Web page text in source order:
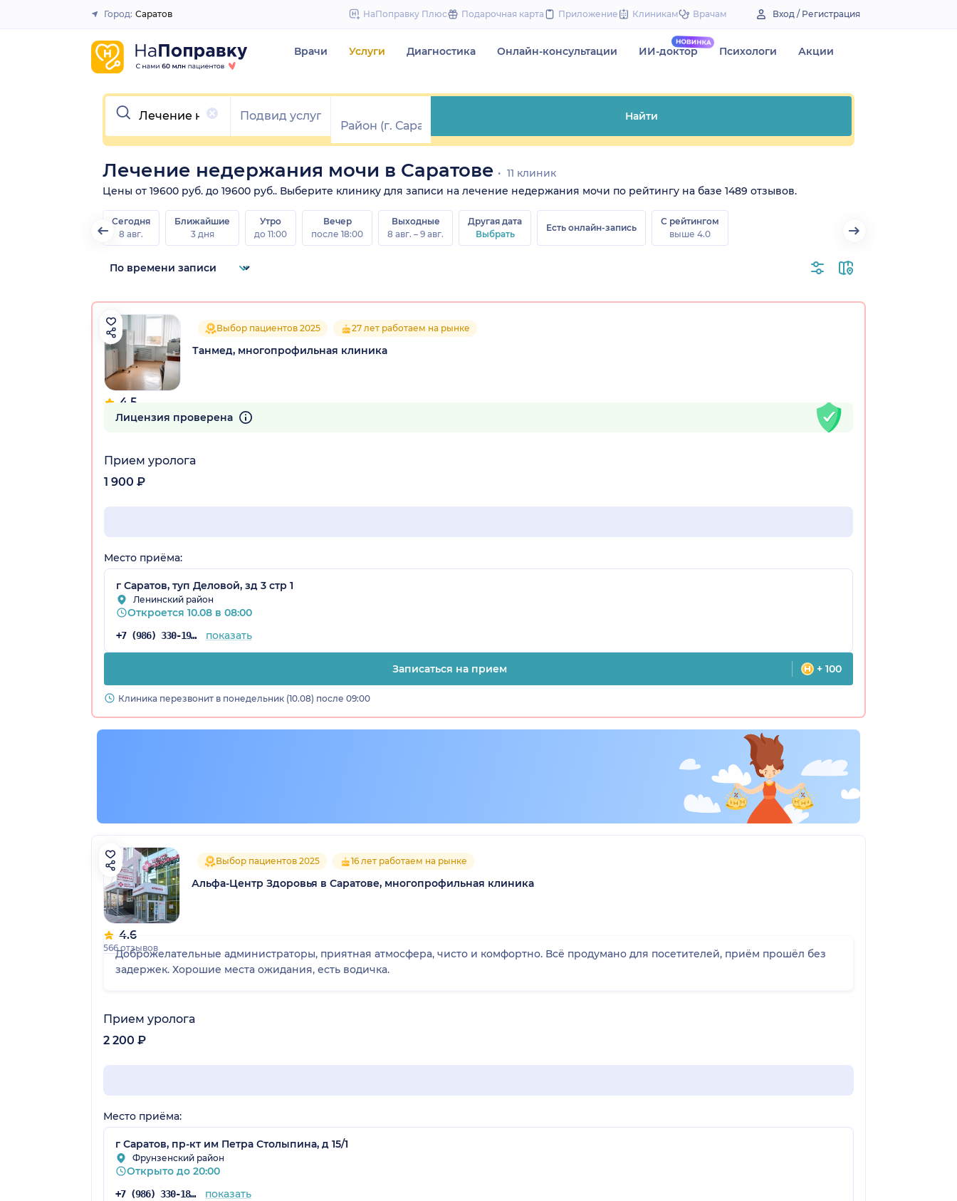
to
Закрыть
Город: Саратов НаПоправку Плюс Подарочная карта Приложение Клиникам Врачам Вход / Регистрация
Врачи Услуги Диагностика Онлайн-консультации ИИ-доктор Психологи Акции
Очистить
Найти
Лечение недержания мочи в Саратове
11 клиник
Цены от 19600 руб. до 19600 руб.. Выберите клинику для записи на лечение недержания мочи по рейтингу на базе 1489 отзывов.
Сегодня
8 авг.
Ближайшие
3 дня
Утро
до 11:00
Вечер
после 18:00
Выходные
8 авг. – 9 авг.
Другая дата
Выбрать
Есть онлайн-запись
С рейтингом
выше 4.0
4.5
104 отзыва
Выбор пациентов 2025 27 лет работаем на рынке
Танмед, многопрофильная клиника
Лицензия проверена
Прием уролога
1 900 ₽
Место приёма:
г Саратов, туп Деловой, зд 3 стр 1
Ленинский район
Откроется 10.08 в 08:00
+7 (986) 330-19-26 показать
Записаться на прием + 100
Клиника перезвонит в понедельник (10.08) после 09:00
4.6
566 отзывов
Выбор пациентов 2025 16 лет работаем на рынке
Альфа-Центр Здоровья в Саратове, многопрофильная клиника
Доброжелательные администраторы, приятная атмосфера, чисто и комфортно. Всё продумано для посетителей, приём прошёл без
задержек. Хорошие места ожидания, есть водичка.
Прием уролога
2 200 ₽
Место приёма:
г Саратов, пр-кт им Петра Столыпина, д 15/1
Фрунзенский район
Открыто до 20:00
+7 (986) 330-18-97 показать